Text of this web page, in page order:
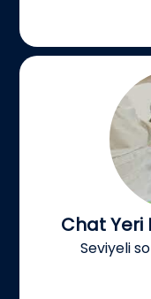
Chat Yeri
Seviyeli